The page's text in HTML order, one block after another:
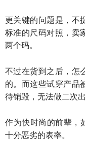
更关键的问题是，不
标准的尺码对照，卖
两个码。
不过在货到之后，怎
的。而这些试穿产品
待销毁，无法做二次出
作为快时尚的前辈，
十分恶劣的表率。